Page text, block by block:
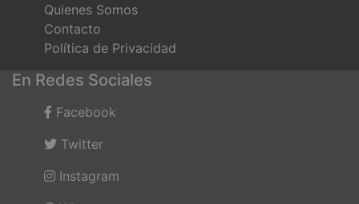
Quienes Somos
Contacto
Política de Privacidad
En Redes Sociales
Facebook
Twitter
Instagram